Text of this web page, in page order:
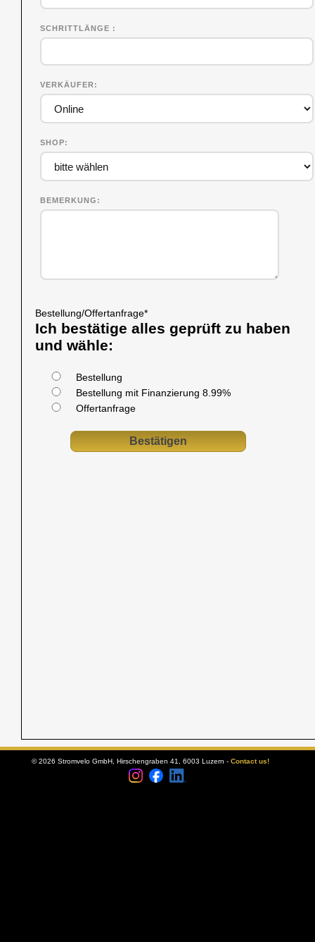
SCHRITTLÄNGE
VERKÄUFER
SHOP
BEMERKUNG
Bestellung/Offertanfrage*
Ich bestätige alles geprüft zu haben
und wähle:
Bestellung
Bestellung mit Finanzierung 8.99%
Offertanfrage
© 2026 Stromvelo GmbH, Hirschengraben 41, 6003 Luzern - Contact us!